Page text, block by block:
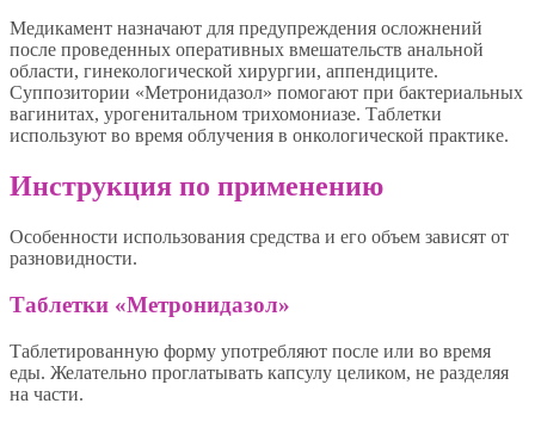
Медикамент назначают для предупреждения осложнений
после проведенных оперативных вмешательств анальной
области, гинекологической хирургии, аппендиците.
Суппозитории «Метронидазол» помогают при бактериальных
вагинитах, урогенитальном трихомониазе. Таблетки
используют во время облучения в онкологической практике.
Инструкция по применению
Особенности использования средства и его объем зависят от
разновидности.
Таблетки «Метронидазол»
Таблетированную форму употребляют после или во время
еды. Желательно проглатывать капсулу целиком, не разделяя
на части.